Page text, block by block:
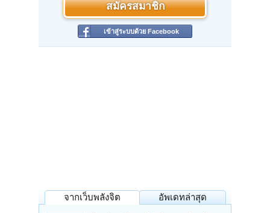
สมัครสมาชิก
เข้าสู่ระบบด้วย Facebook
จากเว็บพลังจิต อัพเดทล่าสุด